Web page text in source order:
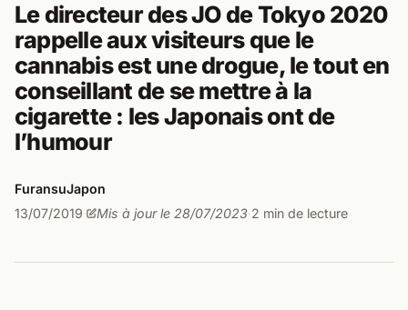
Le directeur des JO de Tokyo 2020
rappelle aux visiteurs que le
cannabis est une drogue, le tout en
conseillant de se mettre à la
cigarette : les Japonais ont de
l’humour
FuransuJapon
13/07/2019· Mis à jour le 28/07/2023· 2 min de lecture